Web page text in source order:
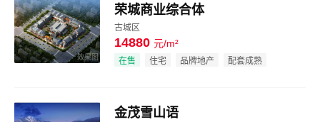
效果图
荣城商业综合体
古城区
14880 元/m²
在售 住宅 品牌地产 配套成熟
金茂雪山语